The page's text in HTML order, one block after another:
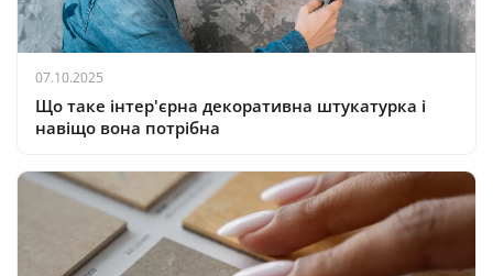
07.10.2025
Що таке інтер'єрна декоративна штукатурка і
навіщо вона потрібна